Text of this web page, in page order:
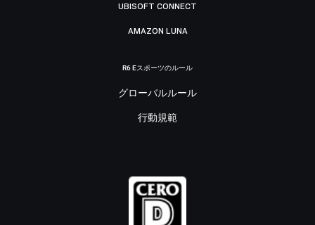
UBISOFT CONNECT
AMAZON LUNA
R6 Eスポーツのルール
グローバルルール
行動規範